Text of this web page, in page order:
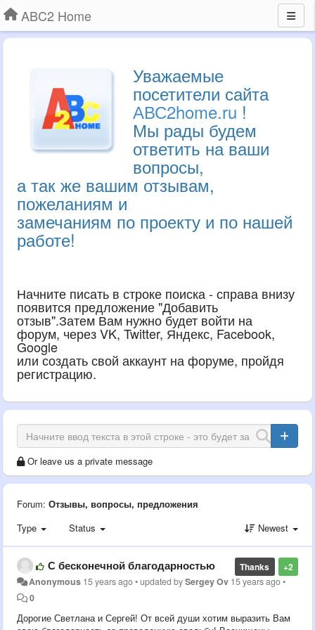
ABC2 Home
Уважаемые
посетители сайта
АВС2home.ru !
Мы рады будем
ответить на ваши
вопросы,
а так же вашим отзывам,
пожеланиям и
замечаниям по проекту и по нашей
работе!
Начните писать в строке поиска - справа внизу
появится предложение "Добавить
отзыв".Затем Вам нужно будет войти на
форум, через VK, Twitter, Яндекс, Facebook,
Google
или создать свой аккаунт на форуме, пройдя
регистрацию.
Or leave us a private message
Forum: Отзывы, вопросы, предложения
Type
Status Newest
+2
Thanks
С бесконечной благодарностью
Anonymous 15 years ago•updated bySergey Ov 15 years ago•
0
Дорогие Светлана и Сергей! От всей души хотим выразить Вам